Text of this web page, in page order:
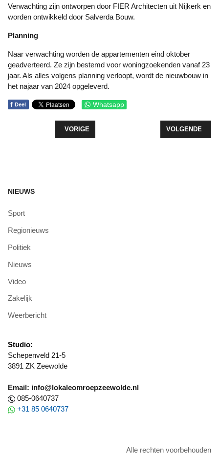
Verwachting zijn ontworpen door FIER Architecten uit Nijkerk en
worden ontwikkeld door Salverda Bouw.
Planning
Naar verwachting worden de appartementen eind oktober
geadverteerd. Ze zijn bestemd voor woningzoekenden vanaf 23
jaar. Als alles volgens planning verloopt, wordt de nieuwbouw in
het najaar van 2024 opgeleverd.
f Deel Whatsapp
VORIG ARTIKEL: PADDENSTOELENACTIVITEITEN
VORIGE VOLGENDE
VOLGENDE
NIEUWS
Sport
Regionieuws
Politiek
Nieuws
Video
Zakelijk
Weerbericht
Studio:
Schepenveld 21-5
3891 ZK Zeewolde
Email: info@lokaleomroepzeewolde.nl
085-0640737
+31 85 0640737
Alle rechten voorbehouden